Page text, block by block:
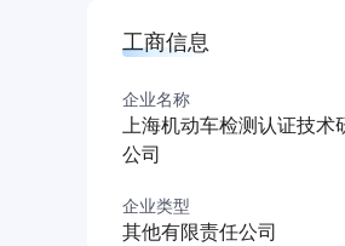
工商信息
企业名称
上海机动车检测认证技术
公司
企业类型
其他有限责任公司